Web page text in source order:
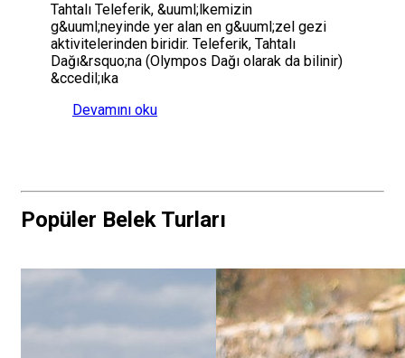
Tahtalı Teleferik, &uuml;lkemizin
g&uuml;neyinde yer alan en g&uuml;zel gezi
aktivitelerinden biridir. Teleferik, Tahtalı
Dağı&rsquo;na (Olympos Dağı olarak da bilinir)
&ccedil;ıka
Devamını oku
Popüler Belek Turları